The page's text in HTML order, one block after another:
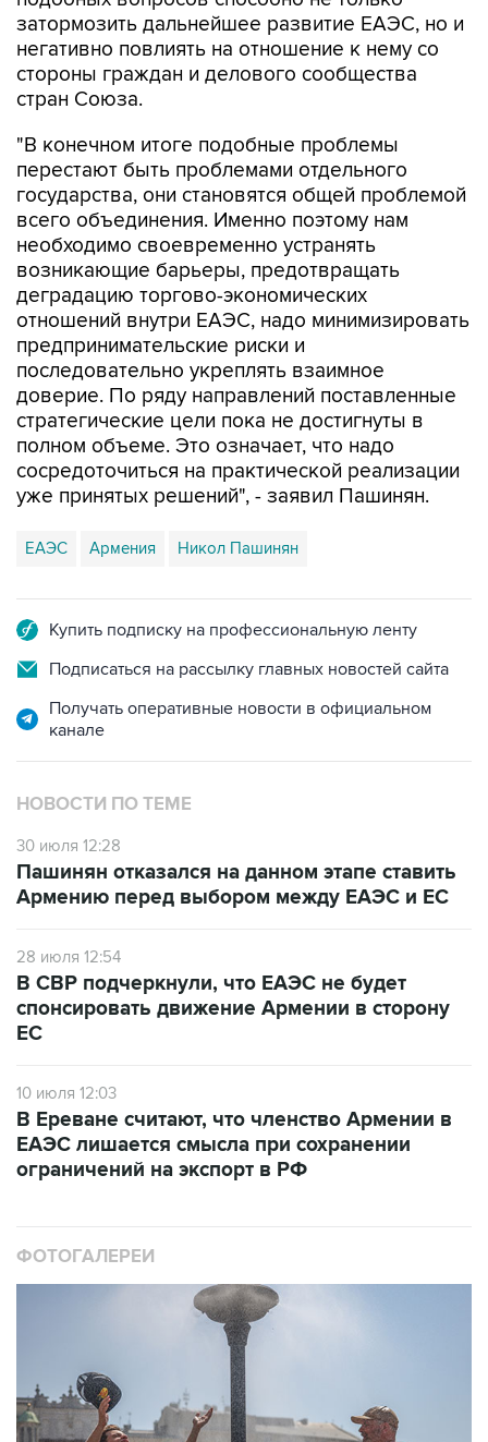
затормозить дальнейшее развитие ЕАЭС, но и
негативно повлиять на отношение к нему со
стороны граждан и делового сообщества
стран Союза.
"В конечном итоге подобные проблемы
перестают быть проблемами отдельного
государства, они становятся общей проблемой
всего объединения. Именно поэтому нам
необходимо своевременно устранять
возникающие барьеры, предотвращать
деградацию торгово-экономических
отношений внутри ЕАЭС, надо минимизировать
предпринимательские риски и
последовательно укреплять взаимное
доверие. По ряду направлений поставленные
стратегические цели пока не достигнуты в
полном объеме. Это означает, что надо
сосредоточиться на практической реализации
уже принятых решений", - заявил Пашинян.
ЕАЭС Армения Никол Пашинян
Купить подписку на профессиональную ленту
Подписаться на рассылку главных новостей сайта
Получать оперативные новости в официальном
канале
НОВОСТИ ПО ТЕМЕ
30 июля 12:28
Пашинян отказался на данном этапе ставить
Армению перед выбором между ЕАЭС и ЕС
28 июля 12:54
В СВР подчеркнули, что ЕАЭС не будет
спонсировать движение Армении в сторону
ЕС
10 июля 12:03
В Ереване считают, что членство Армении в
ЕАЭС лишается смысла при сохранении
ограничений на экспорт в РФ
ФОТОГАЛЕРЕИ